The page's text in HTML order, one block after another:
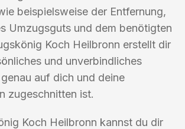
beispielsweise der Entfernung,
Umzugsguts und dem benötigten
Koch Heilbronn erstellt dir
und unverbindliches
auf dich und deine
zugeschnitten ist.
Koch Heilbronn kannst du dir